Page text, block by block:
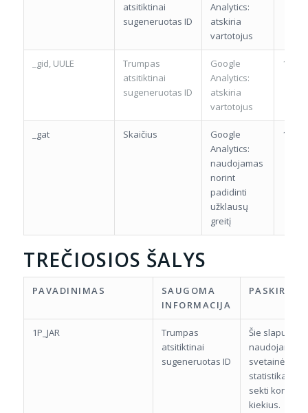
atsitiktinai
sugeneruotas ID
Analytics:
atskiria
vartotojus
_gid, UULE
Trumpas
atsitiktinai
sugeneruotas ID
Google
Analytics:
atskiria
vartotojus
1
_gat Skaičius
Google
Analytics:
naudojamas
norint
padidinti
užklausų
greitį
1
TREČIOSIOS ŠALYS
PAVADINIMAS
SAUGOMA
INFORMACIJA
PASKIRTIS
1P_JAR
Trumpas
atsitiktinai
sugeneruotas ID
Šie slapukai
naudojami
svetainės
statistikas ir
sekti
kiekius.